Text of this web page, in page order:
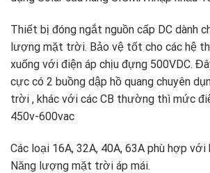
Thiết bị đóng ngắt nguồn cấp DC dành
lượng mặt trời. Bảo vệ tốt cho các hệ
xuống với điện áp chịu đựng 500VDC.
cực có 2 buồng dập hồ quang chuyên
trời , khác với các CB thường thì mức
450v-600vac
Các loại 16A, 32A, 40A, 63A phù hợp
Năng lượng mặt trời áp mái.